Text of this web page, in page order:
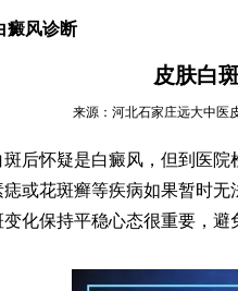
癜风诊断
皮肤白
来源：河北石家庄远大中
后怀疑是白癜风，但到医
或花斑癣等疾病如果暂时
化保持平稳心态很重要，